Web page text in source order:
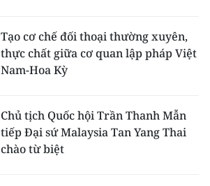
Tạo cơ chế đối thoại thường xuyên,
thực chất giữa cơ quan lập pháp Việt
Nam-Hoa Kỳ
Chủ tịch Quốc hội Trần Thanh Mẫn
tiếp Đại sứ Malaysia Tan Yang Thai
chào từ biệt